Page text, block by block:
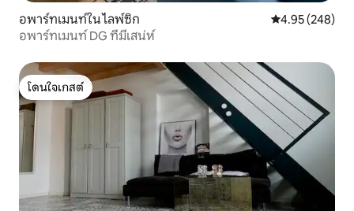
อพาร์ทเมนท์ใน ไลพ์ซิก คะแนนเฉลี่ย
4.95 (248)
อพาร์ทเมนท์ DG ที่มีเสน่ห์
โดนใจเกสต์
โดนใจเกสต์